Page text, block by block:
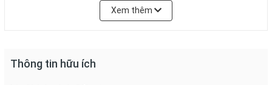
Nếu sản phẩm dính vào mắt, rửa sạch bằng nước.
Nếu nuốt phải, uống ngay một ly nước hoặc sữa, nếu cần
Xem thêm
Thông tin hữu ích